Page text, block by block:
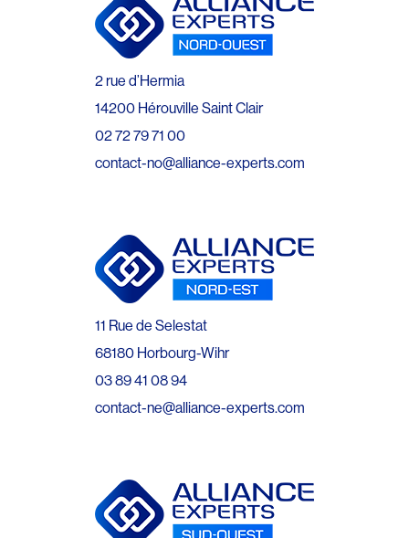
2 rue d’Hermia
14200 Hérouville Saint Clair
02 72 79 71 00
contact-no@alliance-experts.com
11 Rue de Selestat
68180 Horbourg-Wihr
03 89 41 08 94
contact-ne@alliance-experts.com